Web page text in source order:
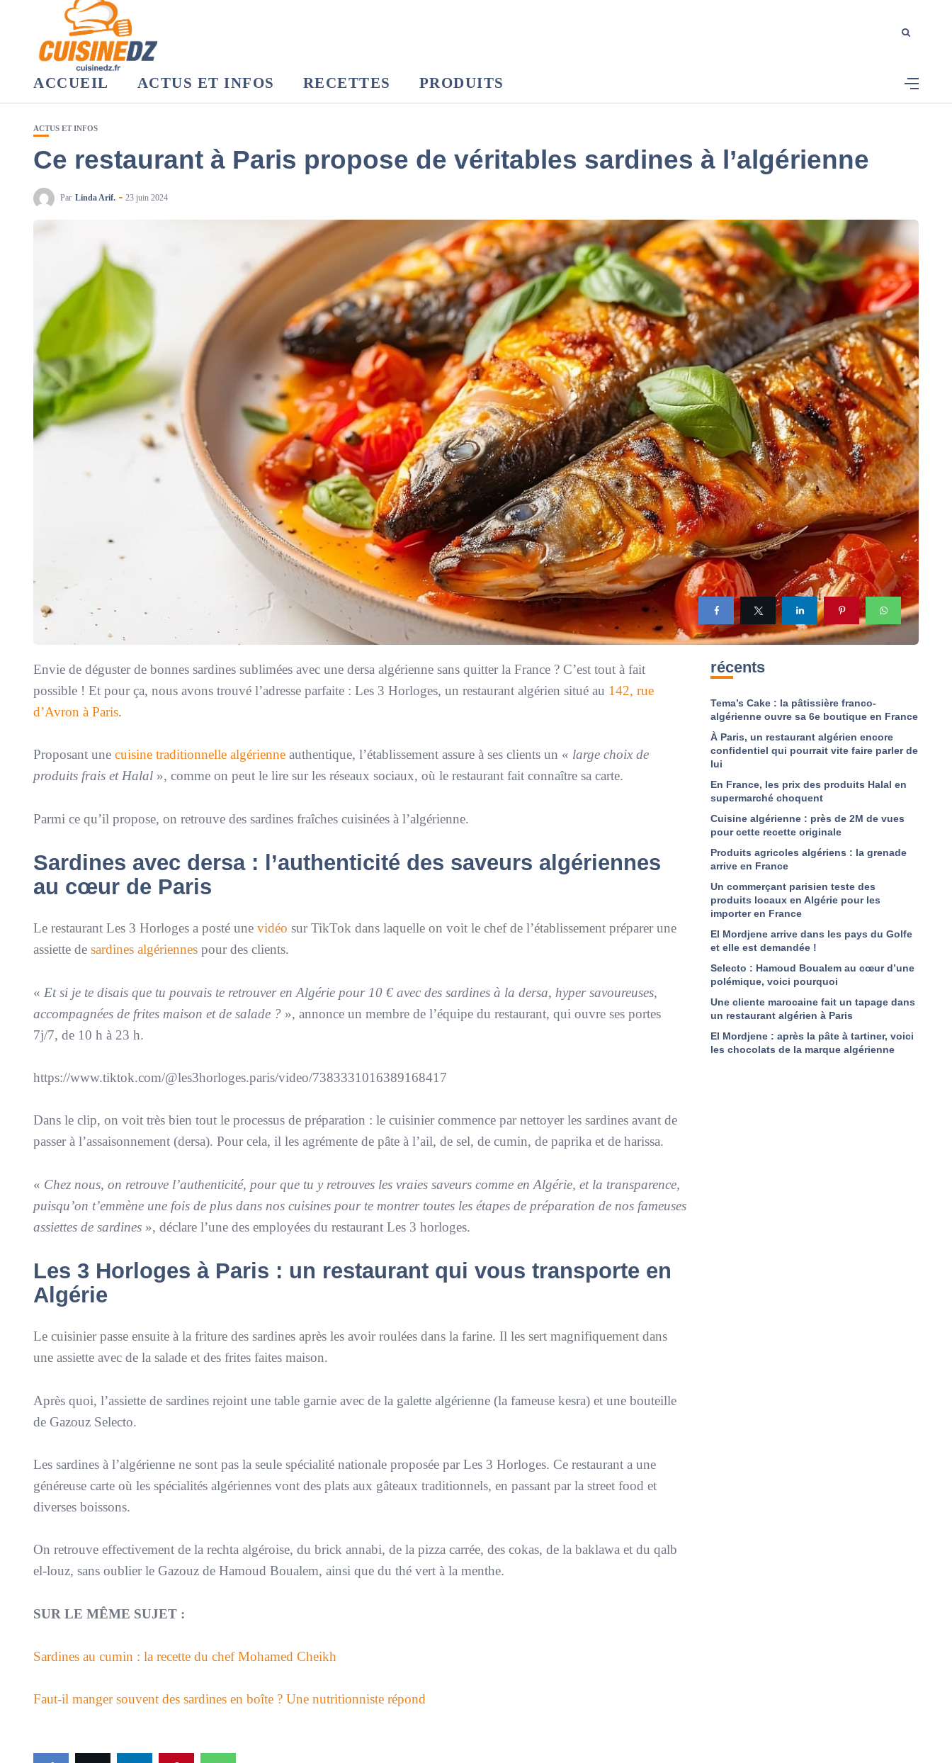
ACCUEIL ACTUS ET INFOS RECETTES PRODUITS
ACTUS ET INFOS
Ce restaurant à Paris propose de véritables sardines à l’algérienne
Par Linda Arif. 23 juin 2024
Envie de déguster de bonnes sardines sublimées avec une dersa algérienne sans quitter la France ? C’est tout à fait
possible ! Et pour ça, nous avons trouvé l’adresse parfaite : Les 3 Horloges, un restaurant algérien situé au 142, rue
d’Avron à Paris.
Proposant une cuisine traditionnelle algérienne authentique, l’établissement assure à ses clients un « large choix de
produits frais et Halal », comme on peut le lire sur les réseaux sociaux, où le restaurant fait connaître sa carte.
Parmi ce qu’il propose, on retrouve des sardines fraîches cuisinées à l’algérienne.
Sardines avec dersa : l’authenticité des saveurs algériennes
au cœur de Paris
Le restaurant Les 3 Horloges a posté une vidéo sur TikTok dans laquelle on voit le chef de l’établissement préparer une
assiette de sardines algériennes pour des clients.
« Et si je te disais que tu pouvais te retrouver en Algérie pour 10 € avec des sardines à la dersa, hyper savoureuses,
accompagnées de frites maison et de salade ? », annonce un membre de l’équipe du restaurant, qui ouvre ses portes
7j/7, de 10 h à 23 h.
https://www.tiktok.com/@les3horloges.paris/video/7383331016389168417
Dans le clip, on voit très bien tout le processus de préparation : le cuisinier commence par nettoyer les sardines avant de
passer à l’assaisonnement (dersa). Pour cela, il les agrémente de pâte à l’ail, de sel, de cumin, de paprika et de harissa.
« Chez nous, on retrouve l’authenticité, pour que tu y retrouves les vraies saveurs comme en Algérie, et la transparence,
puisqu’on t’emmène une fois de plus dans nos cuisines pour te montrer toutes les étapes de préparation de nos fameuses
assiettes de sardines », déclare l’une des employées du restaurant Les 3 horloges.
Les 3 Horloges à Paris : un restaurant qui vous transporte en
Algérie
Le cuisinier passe ensuite à la friture des sardines après les avoir roulées dans la farine. Il les sert magnifiquement dans
une assiette avec de la salade et des frites faites maison.
Après quoi, l’assiette de sardines rejoint une table garnie avec de la galette algérienne (la fameuse kesra) et une bouteille
de Gazouz Selecto.
Les sardines à l’algérienne ne sont pas la seule spécialité nationale proposée par Les 3 Horloges. Ce restaurant a une
généreuse carte où les spécialités algériennes vont des plats aux gâteaux traditionnels, en passant par la street food et
diverses boissons.
On retrouve effectivement de la rechta algéroise, du brick annabi, de la pizza carrée, des cokas, de la baklawa et du qalb
el-louz, sans oublier le Gazouz de Hamoud Boualem, ainsi que du thé vert à la menthe.
SUR LE MÊME SUJET :
Sardines au cumin : la recette du chef Mohamed Cheikh
Faut-il manger souvent des sardines en boîte ? Une nutritionniste répond
récents
Tema’s Cake : la pâtissière franco-
algérienne ouvre sa 6e boutique en France
À Paris, un restaurant algérien encore
confidentiel qui pourrait vite faire parler de
lui
En France, les prix des produits Halal en
supermarché choquent
Cuisine algérienne : près de 2M de vues
pour cette recette originale
Produits agricoles algériens : la grenade
arrive en France
Un commerçant parisien teste des
produits locaux en Algérie pour les
importer en France
El Mordjene arrive dans les pays du Golfe
et elle est demandée !
Selecto : Hamoud Boualem au cœur d’une
polémique, voici pourquoi
Une cliente marocaine fait un tapage dans
un restaurant algérien à Paris
El Mordjene : après la pâte à tartiner, voici
les chocolats de la marque algérienne